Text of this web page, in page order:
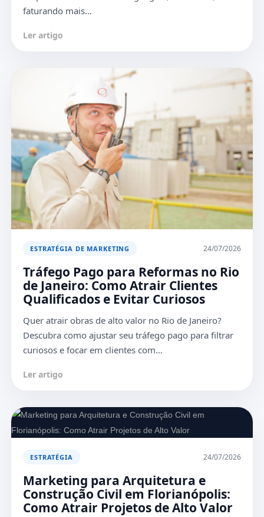
faturando mais…
Ler artigo
ESTRATÉGIA DE MARKETING 24/07/2026
Tráfego Pago para Reformas no Rio
de Janeiro: Como Atrair Clientes
Qualificados e Evitar Curiosos
Quer atrair obras de alto valor no Rio de Janeiro?
Descubra como ajustar seu tráfego pago para filtrar
curiosos e focar em clientes com…
Ler artigo
ESTRATÉGIA 24/07/2026
Marketing para Arquitetura e
Construção Civil em Florianópolis:
Como Atrair Projetos de Alto Valor